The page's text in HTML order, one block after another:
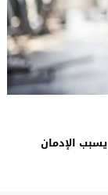
الإدمان